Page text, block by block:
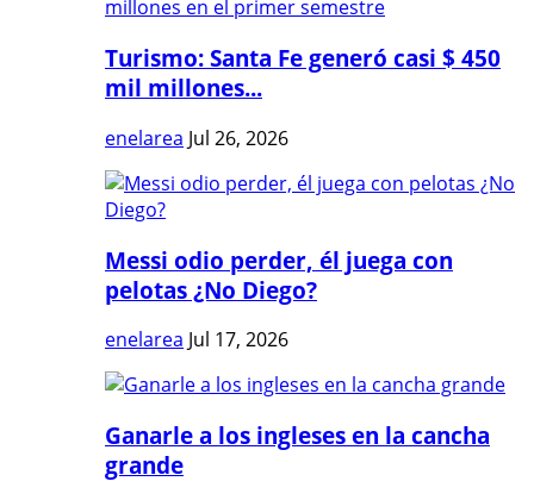
Turismo: Santa Fe generó casi $ 450
mil millones...
enelarea Jul 26, 2026
Messi odio perder, él juega con
pelotas ¿No Diego?
enelarea Jul 17, 2026
Ganarle a los ingleses en la cancha
grande